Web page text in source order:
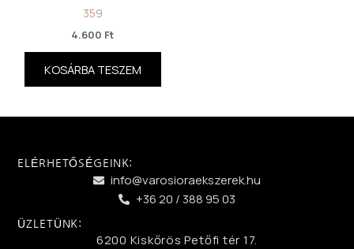
359
4.600 Ft
KOSÁRBA TESZEM
ELÉRHETŐSÉGEINK:
info@varosioraekszerek.hu
+36 20 / 388 95 03
ÜZLETÜNK:
6200 Kiskőrös Petőfi tér 17.